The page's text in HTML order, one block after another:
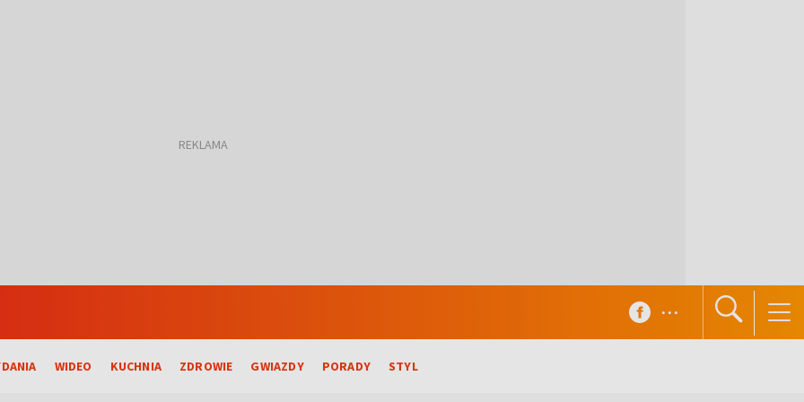
WIDEO KUCHNIA ZDROWIE GWIAZDY PORADY STYL
...